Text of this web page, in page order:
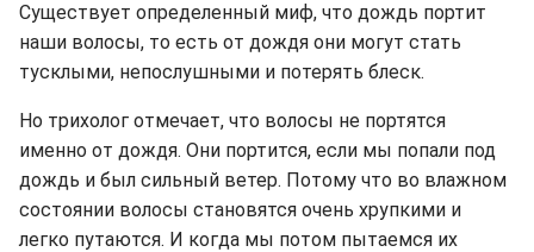
Существует определенный миф, что дождь портит
наши волосы, то есть от дождя они могут стать
тусклыми, непослушными и потерять блеск.
Но трихолог отмечает, что волосы не портятся
именно от дождя. Они портится, если мы попали под
дождь и был сильный ветер. Потому что во влажном
состоянии волосы становятся очень хрупкими и
легко путаются. И когда мы потом пытаемся их